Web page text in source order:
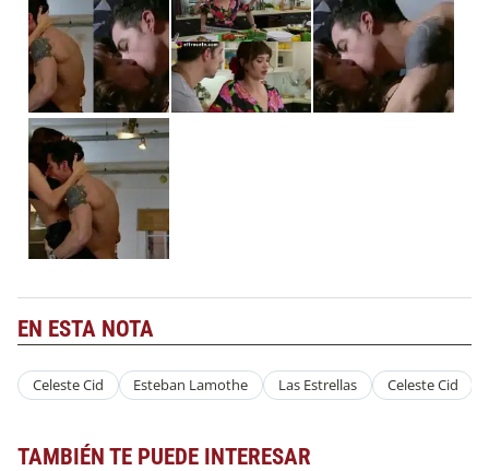
EN ESTA NOTA
Celeste Cid Esteban Lamothe Las Estrellas Celeste Cid
TAMBIÉN TE PUEDE INTERESAR